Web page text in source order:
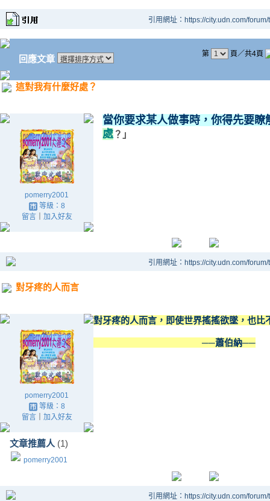
引用網址：https://city.udn.com/
回應文章 第 頁／共4頁
這對我有什麼好處？
pomerry2001
等級：8
留言｜ 加入好友
當你要求某人做事時，你得先要瞭
處 ？」
引用網址：https://city.udn.com/
對牙疼的人而言
pomerry2001
等級：8
留言｜ 加入好友
文章推薦人 (1)
pomerry2001
對牙疼的人而言，即使世界搖搖欲墜，也比
──蕭伯納──
引用網址：https://city.udn.com/